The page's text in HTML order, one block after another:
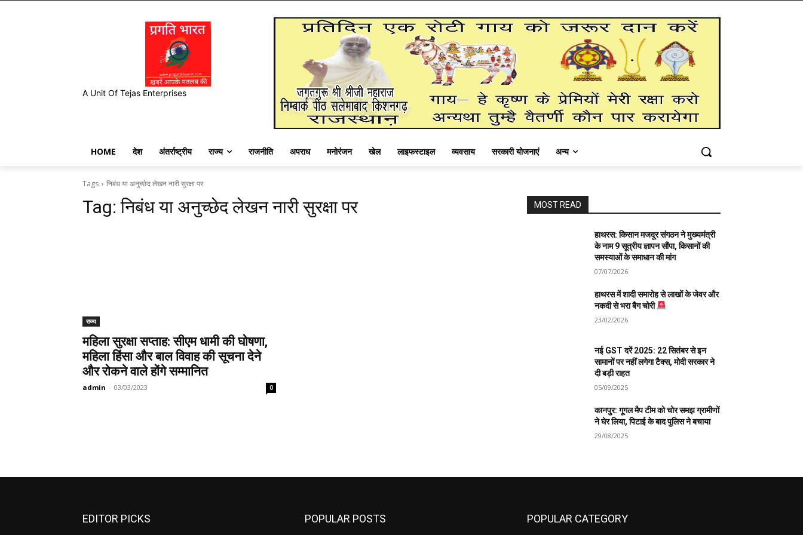
A Unit Of Tejas Enterprises
HOME देश अंतर्राष्ट्रीय राज्य राजनीति अपराध मनोरंजन खेल लाइफस्टाइल व्यवसाय सरकारी योजनाएं अन्य
Tags निबंध या अनुच्छेद लेखन नारी सुरक्षा पर
Tag:निबंध या अनुच्छेद लेखन नारी सुरक्षा पर
राज्य
महिला सुरक्षा सप्ताह: सीएम धामी की घोषणा,
महिला हिंसा और बाल विवाह की सूचना देने
और रोकने वाले होंगे सम्मानित
admin - 03/03/2023 0
MOST READ
हाथरस: किसान मजदूर संगठन ने मुख्यमंत्री
के नाम 9 सूत्रीय ज्ञापन सौंपा, किसानों की
समस्याओं के समाधान की मांग
07/07/2026
हाथरस में शादी समारोह से लाखों के जेवर और
नकदी से भरा बैग चोरी
23/02/2026
नई GST दरें 2025: 22 सितंबर से इन
सामानों पर नहीं लगेगा टैक्स, मोदी सरकार ने
दी बड़ी राहत
05/09/2025
कानपुर: गूगल मैप टीम को चोर समझ ग्रामीणों
ने घेर लिया, पिटाई के बाद पुलिस ने बचाया
29/08/2025
EDITOR PICKS POPULAR POSTS POPULAR CATEGORY